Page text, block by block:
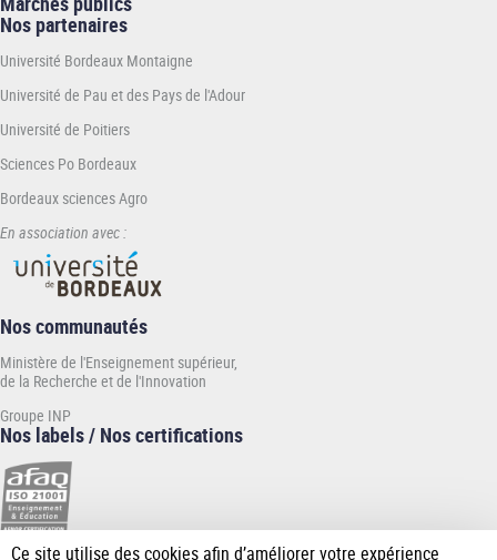
Nos partenaires
Université Bordeaux Montaigne
Université de Pau et des Pays de l'Adour
Université de Poitiers
Sciences Po Bordeaux
Bordeaux sciences Agro
En association avec :
Nos communautés
Ministère de l'Enseignement supérieur,
de la Recherche et de l'Innovation
Groupe INP
Nos labels / Nos certifications
Ce site utilise des cookies afin d’améliorer votre expérience